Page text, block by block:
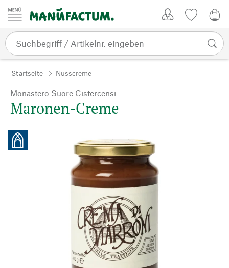
Zum Inhalt springen
Startseite Nusscreme
Monastero Suore Cistercensi
Maronen-Creme